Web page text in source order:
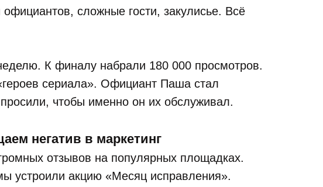
официантов, сложные гости, закулисье. Всё
К финалу набрали 180 000 просмотров.
сериала». Официант Паша стал
чтобы именно он их обслуживал.
негатив в маркетинг
отзывов на популярных площадках.
устроили акцию «Месяц исправления».